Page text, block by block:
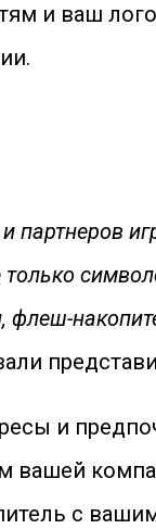
и ваш
партнеров
флеш-
и
вашей
с